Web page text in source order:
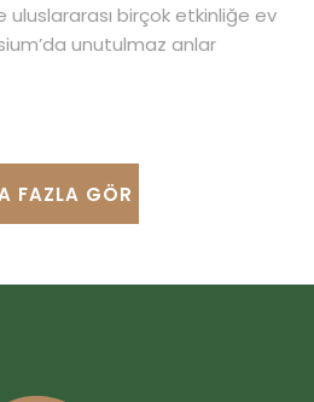
uluslararası birçok etkinliğe ev
unutulmaz anlar
FAZLA GÖR